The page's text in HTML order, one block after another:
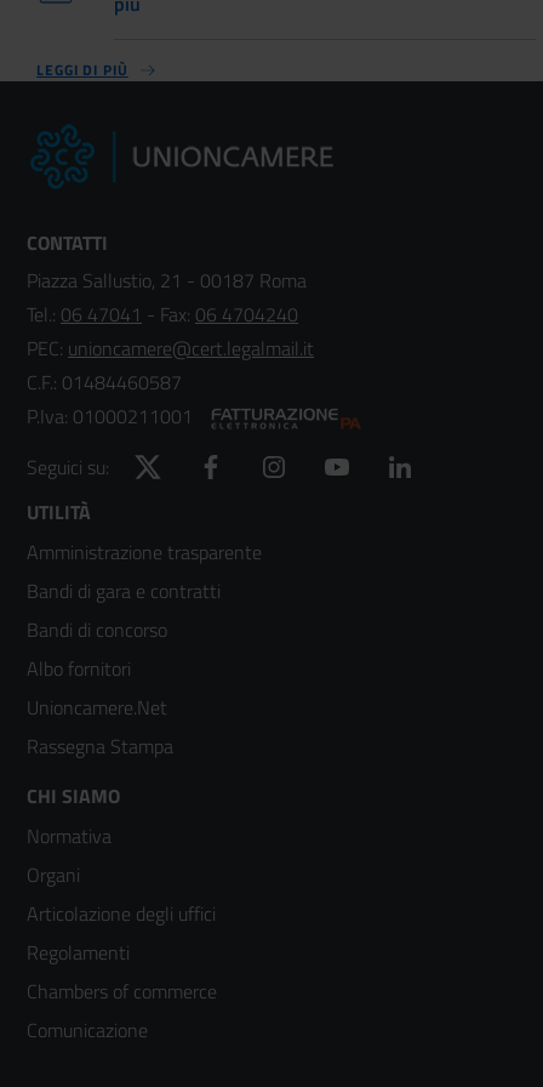
LEGGI DI PIÙ
CONTATTI
Piazza Sallustio, 21 - 00187 Roma
Tel.: 06 47041 - Fax: 06 4704240
PEC: unioncamere@cert.legalmail.it
C.F.: 01484460587
P.Iva: 01000211001
Seguici su:
Twitter Facebook Instagram YouTube
Footer
menù
colonna
2
UTILITÀ
Amministrazione trasparente
Bandi di gara e contratti
Bandi di concorso
Albo fornitori
Unioncamere.Net
Rassegna Stampa
Footer
menù
colonna
3
CHI SIAMO
Normativa
Organi
Articolazione degli uffici
Regolamenti
Chambers of commerce
Comunicazione